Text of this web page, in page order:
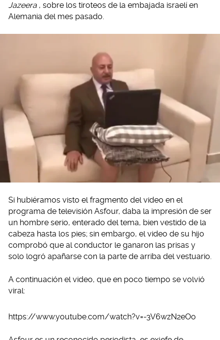
Jazeera , sobre los tiroteos de la embajada israelí en
Alemania del mes pasado.
Si hubiéramos visto el fragmento del video en el
programa de televisión Asfour, daba la impresión de ser
un hombre serio, enterado del tema, bien vestido de la
cabeza hasta los pies; sin embargo, el video de su hijo
comprobó que al conductor le ganaron las prisas y
solo logró apañarse con la parte de arriba del vestuario.
A continuación el video, que en poco tiempo se volvió
viral:
https://www.youtube.com/watch?v=-3V6wzN2eOo